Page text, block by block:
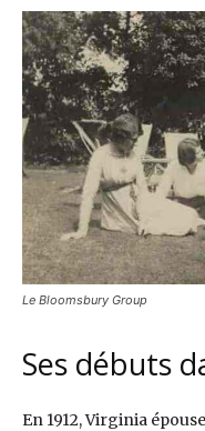
Le Bloomsbury Group
Ses débuts
En 1912, Virginia